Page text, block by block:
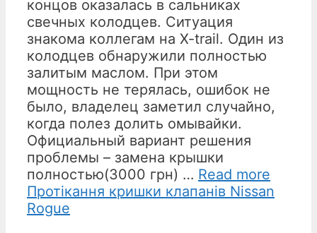
концов оказалась в сальниках
свечных колодцев. Ситуация
знакома коллегам на X-trail. Один из
колодцев обнаружили полностью
залитым маслом. При этом
мощность не терялась, ошибок не
было, владелец заметил случайно,
когда полез долить омывайки.
Официальный вариант решения
проблемы – замена крышки
полностью(3000 грн) … Read more
Протікання кришки клапанів Nissan
Rogue